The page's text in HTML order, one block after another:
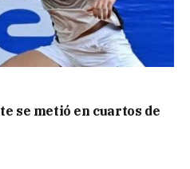
se metió en cuartos de